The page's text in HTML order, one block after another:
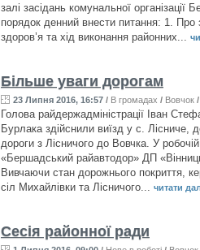
залі засідань комунальної
порядок денний внести питання: 1. Про
здоров’я та хід виконання районних...
Більше уваги дорогам
23 Липня 2016, 16:57 / В громадах / Вовчок
Голова райдержадміністрації Іван
Бурлака здійснили виїзд у с. Лісниче,
дороги з Лісничого до Вовчка. У
«Бершадський райавтодор» ДП
Вивчаючи стан дорожнього покриття,
сіл Михайлівки та Лісничого... читати
Сесія районної ради